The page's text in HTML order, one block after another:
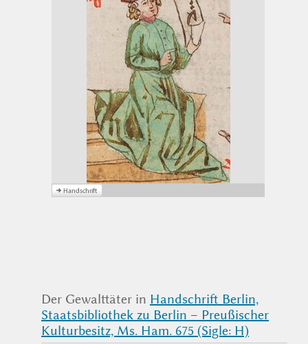
Der Gewalttäter in Handschrift Berlin,
Staatsbibliothek zu Berlin – Preußischer
Kulturbesitz, Ms. Ham. 675 (Sigle: H)